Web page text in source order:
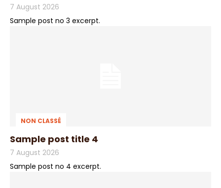
7 August 2026
Sample post no 3 excerpt.
NON CLASSÉ
Sample post title 4
7 August 2026
Sample post no 4 excerpt.